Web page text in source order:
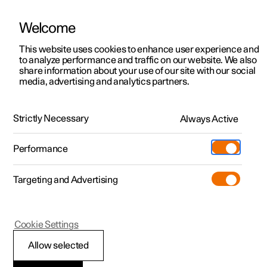
Polestar 2
Polestar 3
Polestar 4
Lading
Butikk
Mer
Bli bedre kjent med Polestar 2
Prøvekjøring
Tilgjengelige biler
Konfigurer
Bli bedre kjent med Polestar 3
Prøvekjøring
Tilgjengelige biler
Konfigurer
Bli bedre kjent med Polestar 4
Prøvekjøring
Tilgjengelige biler
Konfigurer
Bli bedre kjent med Polestar 5
Lær om lading
Ladenettverk
Kampanjer
Tilgjengelige biler
Pre-owned
Prøvekjøring
Extras
Additionals
Bedrift & firmabiler
Slik kjøper du
Support
Servicelokasjoner
Eierskap
Lokasjoner
Bærekraft
Nyheter
HåndbokVideogalleriProgramvareoppdateringer
Sikkerhetsmessige inngrep og advarsler
Polestar 4
Kjørefeltassistanse
Welcome
This website uses cookies to enhance user experience and
to analyze performance and traffic on our website. We also
share information about your use of our site with our social
media, advertising and analytics partners.
Strictly Necessary Always Active
Performance
Targeting and Advertising
Allow selected
Cookie Settings